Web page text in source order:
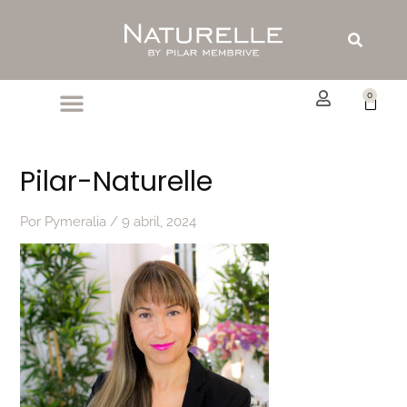
Buscar
0
Pilar-Naturelle
Por Pymeralia /9 abril, 2024